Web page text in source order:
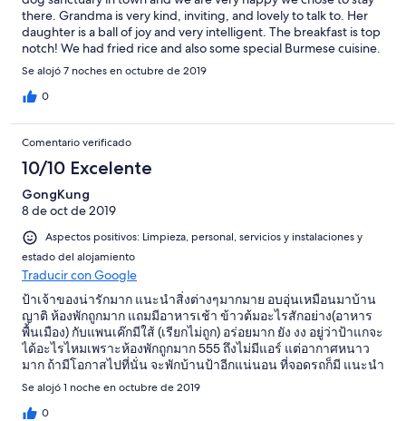
stars right up your head.
there. Grandma is very kind, inviting, and lovely to talk to. Her
daughter is a ball of joy and very intelligent. The breakfast is top
notch! We had fried rice and also some special Burmese cuisine.
The bedroom and bathroom are very basic and not for picky
people. (Basic mattress, squat toilet, cold shower, concrete
floors). But you should stay here for the experience, and the
Grandma
Se alojó 7 noches en octubre de 2019
0
Comentario verificado
10/10 Excelente
GongKung
8 de oct de 2019
Aspectos positivos: Limpieza, personal, servicios y instalaciones y
estado del alojamiento
Traducir con Google
ป้าเจ้าของน่ารักมาก แนะนำสิ่งต่างๆมากมาย อบอุ่นเหมือนมาบ้าน
ญาติ ห้องพักถูกมาก แถมมีอาหารเช้า ข้าวต้มอะไรสักอย่าง(อาหาร
พื้นเมือง) กับแพนเค๊กมีใส้ (เรียกไม่ถูก) อร่อยมาก ยัง งง อยู่ว่าป้าแกจะ
ได้อะไรไหมเพราะห้องพักถูกมาก 555 ถึงไม่มีแอร์ แต่อากาศหนาว
มาก ถ้ามีโอกาสไปที่นั่น จะพักบ้านป้าอีกแน่นอน ที่จอดรถก็มี แนะนำ
เลยครับ ใครที่ไม่ติดหรู เน้นถูกแบบสบายๆ ให้อารมณ์เหมือนไปพัก
บ้านญาติ คือโอเคมากๆครับ 10 เต็ม 10 ไปเลยครับ
Se alojó 1 noche en octubre de 2019
0